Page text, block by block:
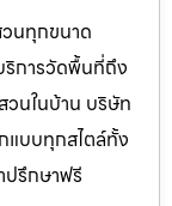
นทุกขนาด
การวัดพื้นที่ถึง
วนในบ้าน บริษัท
แบบทุกสไตล์ทั้ง
ปรึกษาฟรี